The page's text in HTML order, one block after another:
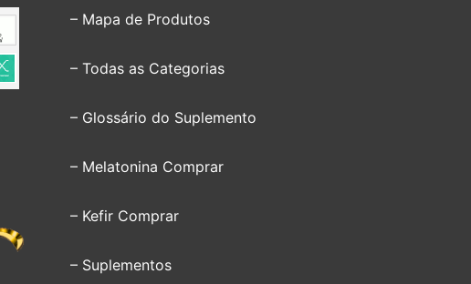
– Mapa de Produtos
– Todas as Categorias
– Glossário do Suplemento
– Melatonina Comprar
– Kefir Comprar
– Suplementos